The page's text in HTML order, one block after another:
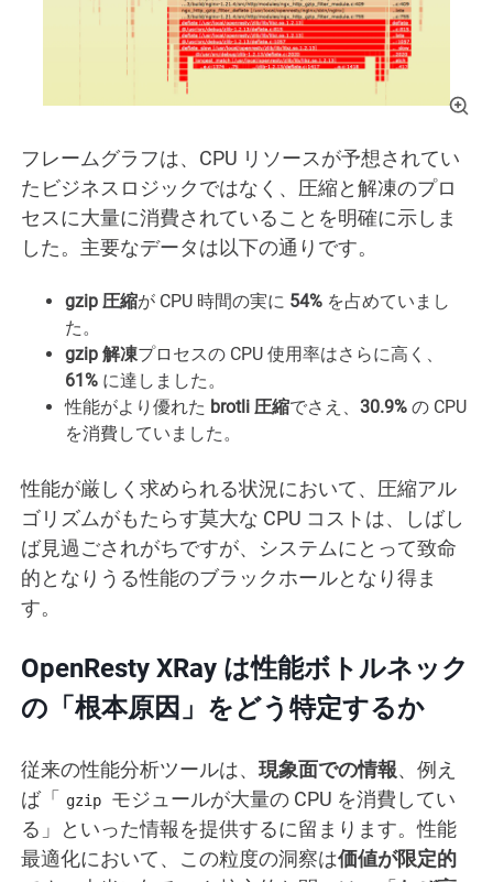
フレームグラフは、CPU リソースが予想されてい
たビジネスロジックではなく、圧縮と解凍のプロ
セスに大量に消費されていることを明確に示しま
した。主要なデータは以下の通りです。
gzip 圧縮が CPU 時間の実に 54% を占めていまし
た。
gzip 解凍プロセスの CPU 使用率はさらに高く、
61% に達しました。
性能がより優れた brotli 圧縮でさえ、 30.9% の CPU
を消費していました。
性能が厳しく求められる状況において、圧縮アル
ゴリズムがもたらす莫大な CPU コストは、しばし
ば見過ごされがちですが、システムにとって致命
的となりうる性能のブラックホールとなり得ま
す。
OpenResty XRay は性能ボトルネック
の「根本原因」をどう特定するか
従来の性能分析ツールは、 現象面での情報、例え
ば「
gzip
モジュールが大量の CPU を消費してい
る」といった情報を提供するに留まります。性能
最適化において、この粒度の洞察は価値が限定的